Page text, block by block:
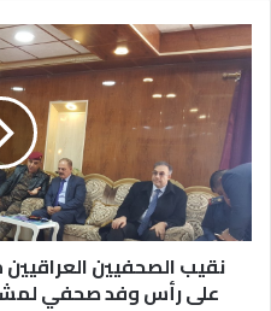
نقيب الصحفيين
على رأس وفد صحفي